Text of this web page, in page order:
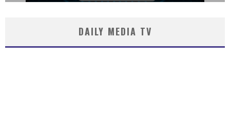
DAILY MEDIA TV